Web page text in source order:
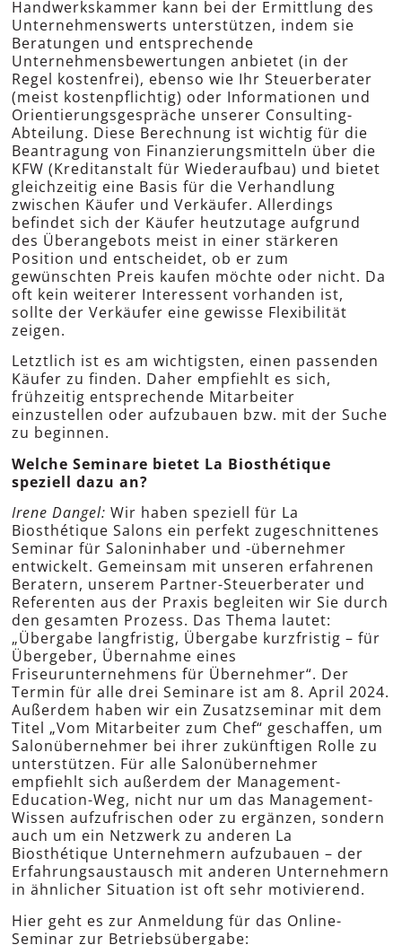
Handwerkskammer kann bei der Ermittlung des
Unternehmenswerts unterstützen, indem sie
Beratungen und entsprechende
Unternehmensbewertungen anbietet (in der
Regel kostenfrei), ebenso wie Ihr Steuerberater
(meist kostenpflichtig) oder Informationen und
Orientierungsgespräche unserer Consulting-
Abteilung. Diese Berechnung ist wichtig für die
Beantragung von Finanzierungsmitteln über die
KFW (Kreditanstalt für Wiederaufbau) und bietet
gleichzeitig eine Basis für die Verhandlung
zwischen Käufer und Verkäufer. Allerdings
befindet sich der Käufer heutzutage aufgrund
des Überangebots meist in einer stärkeren
Position und entscheidet, ob er zum
gewünschten Preis kaufen möchte oder nicht. Da
oft kein weiterer Interessent vorhanden ist,
sollte der Verkäufer eine gewisse Flexibilität
zeigen.
Letztlich ist es am wichtigsten, einen passenden
Käufer zu finden. Daher empfiehlt es sich,
frühzeitig entsprechende Mitarbeiter
einzustellen oder aufzubauen bzw. mit der Suche
zu beginnen.
Welche Seminare bietet La Biosthétique
speziell dazu an?
Irene Dangel: Wir haben speziell für La
Biosthétique Salons ein perfekt zugeschnittenes
Seminar für Saloninhaber und -übernehmer
entwickelt. Gemeinsam mit unseren erfahrenen
Beratern, unserem Partner-Steuerberater und
Referenten aus der Praxis begleiten wir Sie durch
den gesamten Prozess. Das Thema lautet:
„Übergabe langfristig, Übergabe kurzfristig – für
Übergeber, Übernahme eines
Friseurunternehmens für Übernehmer“. Der
Termin für alle drei Seminare ist am 8. April 2024.
Außerdem haben wir ein Zusatzseminar mit dem
Titel „Vom Mitarbeiter zum Chef“ geschaffen, um
Salonübernehmer bei ihrer zukünftigen Rolle zu
unterstützen. Für alle Salonübernehmer
empfiehlt sich außerdem der Management-
Education-Weg, nicht nur um das Management-
Wissen aufzufrischen oder zu ergänzen, sondern
auch um ein Netzwerk zu anderen La
Biosthétique Unternehmern aufzubauen – der
Erfahrungsaustausch mit anderen Unternehmern
in ähnlicher Situation ist oft sehr motivierend.
Hier geht es zur Anmeldung für das Online-
Seminar zur Betriebsübergabe: